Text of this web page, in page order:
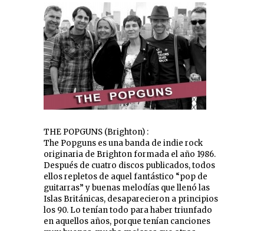
THE POPGUNS (Brighton) :
The Popguns es una banda de indie rock
originaria de Brighton formada el año 1986.
Después de cuatro discos publicados, todos
ellos repletos de aquel fantástico “pop de
guitarras” y buenas melodías que llenó las
Islas Británicas, desaparecieron a principios
los 90. Lo tenían todo para haber triunfado
en aquellos años, porque tenían canciones